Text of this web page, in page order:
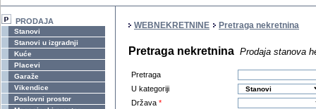
PRODAJA
Stanovi
Stanovi u izgradnji
Kuće
Placevi
Garaže
Vikendice
Poslovni prostor
WEBNEKRETNINE Pretraga nekretnina
Pretraga nekretnina Prodaja stanova
Pretraga
U kategoriji
Država *